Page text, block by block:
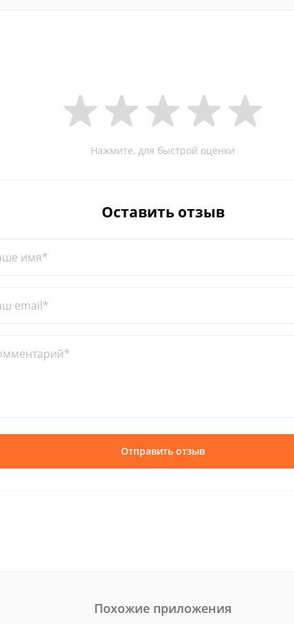
Нажмите, для быстрой оценки
Оставить отзыв
имя*
email*
Отправить отзыв
Похожие приложения